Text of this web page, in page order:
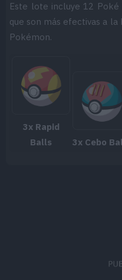
Este lote incluye 12
que son más efectivas a
Pokémon.
3x Rapid
Balls
3x Cebo